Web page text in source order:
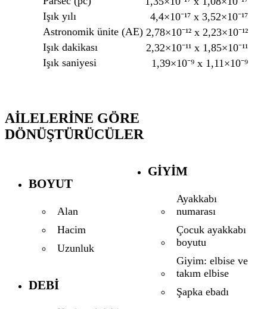
Işık yılı
4,4×10⁻¹⁷ x 3,52×10⁻¹⁷
Astronomik ünite (AE) 2,78×10⁻¹² x 2,23×10⁻¹²
Işık dakikası
2,32×10⁻¹¹ x 1,85×10⁻¹¹
Işık saniyesi
1,39×10⁻⁹ x 1,11×10⁻⁹
AILELERINE GÖRE
DÖNÜŞTÜRÜCÜLER
BOYUT
Alan
Hacim
Uzunluk
DEBI
GIYIM
Ayakkabı
numarası
Çocuk ayakkabı
boyutu
Giyim: elbise ve
takım elbise
Şapka ebadı